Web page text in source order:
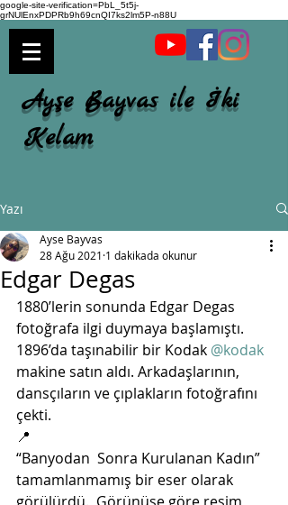
google-site-verification=PbL_5t5j-
grNUlEnxPDPRb9h69cnQI7ks2lm5P-n88U
Ayşe Bayvas ile İki
Kelam
Yazı
Edgar Degas
Ayse Bayvas
28 Ağu 2021 1 dakikada okunur
1880’lerin sonunda Edgar Degas
fotoğrafa ilgi duymaya başlamıştı.
1896’da taşınabilir bir Kodak @kodak
makine satın aldı. Arkadaşlarının,
dansçıların ve çıplakların fotoğrafını
çekti.
📍
“Banyodan  Sonra Kurulanan Kadın”
tamamlanmamış bir eser olarak